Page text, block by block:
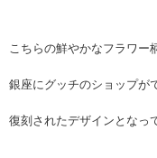
こちらの鮮やかなフラワー
銀座にグッチのショップが
復刻されたデザインとなっ